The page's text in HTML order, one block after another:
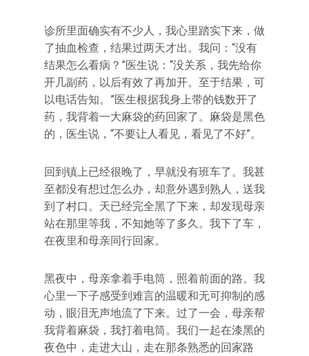
诊所里面确实有不少人，我心里踏实下来，做
了抽血检查，结果过两天才出。我问：“没有
结果怎么看病？”医生说：“没关系，我先给你
开几副药，以后有效了再加开。至于结果，可
以电话告知。”医生根据我身上带的钱数开了
药，我背着一大麻袋的药回家了。麻袋是黑色
的，医生说，“不要让人看见，看见了不好”。
回到镇上已经很晚了，早就没有班车了。我甚
至都没有想过怎么办，却意外遇到熟人，送我
到了村口。天已经完全黑了下来，却发现母亲
站在那里等我，不知她等了多久。我下了车，
在夜里和母亲同行回家。
黑夜中，母亲拿着手电筒，照着前面的路。我
心里一下子感受到难言的温暖和无可抑制的感
动，眼泪无声地流了下来。过了一会，母亲帮
我背着麻袋，我打着电筒。我们一起在漆黑的
夜色中，走进大山，走在那条熟悉的回家路